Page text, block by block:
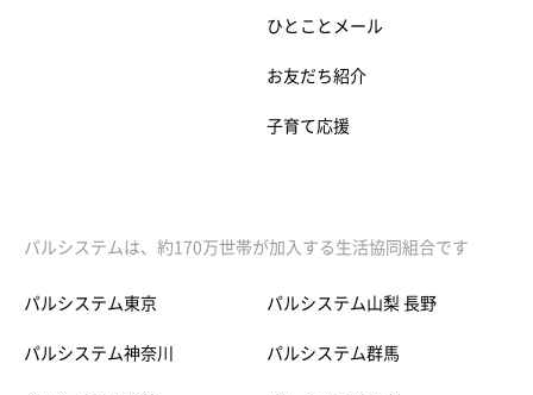
ひとことメール
お友だち紹介
子育て応援
パルシステムは、約170万世帯が加入する生活協同組合です
パルシステム東京
パルシステム神奈川
パルシステム山梨 長野
パルシステム群馬